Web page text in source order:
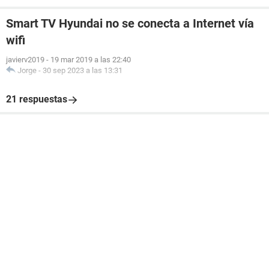
Smart TV Hyundai no se conecta a Internet vía
wifi
javierv2019 - 19 mar 2019 a las 22:40
Jorge - 30 sep 2023 a las 13:31
21 respuestas